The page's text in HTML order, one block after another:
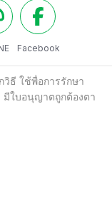
Facebook
ธี ใช้พื่อการรักษา
มีใบอนุญาตถูกต้องตา